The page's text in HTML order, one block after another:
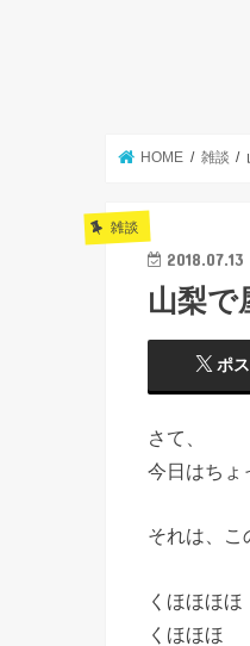
HOME 雑談
雑談
2018.07.13
山梨で
ポ
さて、
今日はちょ
それは、こ
くほほほほ
くほほほ